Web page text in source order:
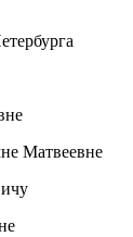
Матвеевне